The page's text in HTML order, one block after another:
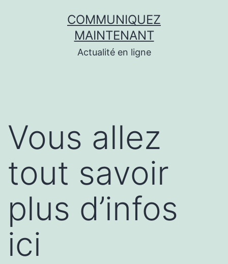
COMMUNIQUEZ
MAINTENANT
Actualité en ligne
Vous allez
tout savoir
plus d’infos
ici